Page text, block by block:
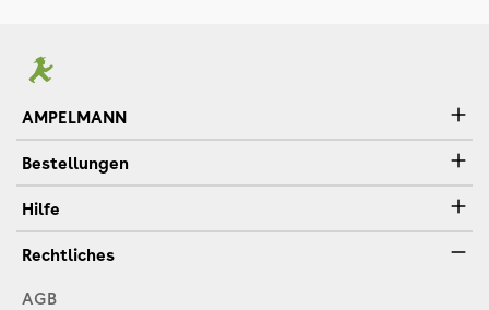
AMPELMANN
Bestellungen
Hilfe
Rechtliches
AGB